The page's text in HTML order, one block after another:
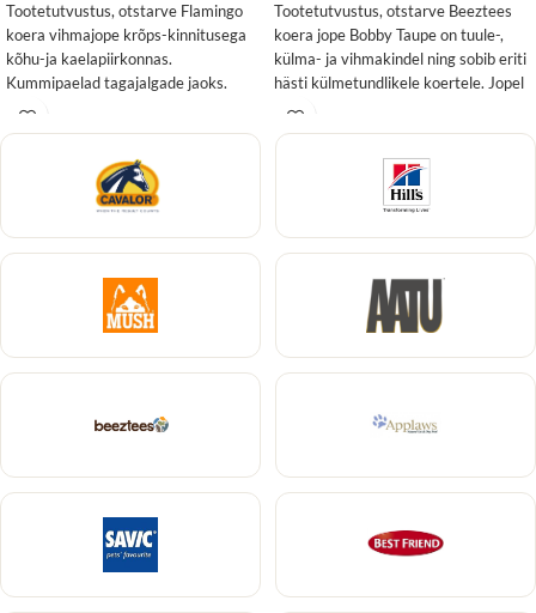
Tootetutvustus, otstarve Flamingo
koera vihmajope krõps-kinnitusega
kõhu-ja kaelapiirkonnas.
Kummipaelad tagajalgade jaoks.
Vee- ja tuulekindel. Seest viimistletud
pehme fliisiga. Ava rihma
Tootetutvustus, otstarve Beeztees
koera jope Bobby Taupe on tuule-,
külma- ja vihmakindel ning sobib eriti
hästi külmetundlikele koertele. Jopel
olevad